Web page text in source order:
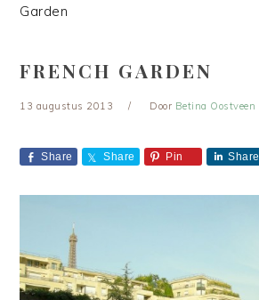
Garden
FRENCH GARDEN
13 augustus 2013 Door Betina Oostveen
Share Share Pin Share